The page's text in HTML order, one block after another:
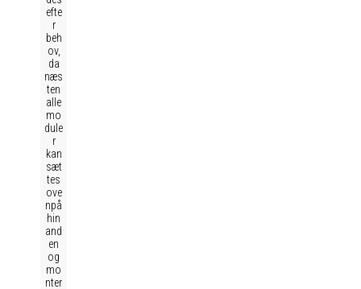
efte
r
beh
ov,
da
næs
ten
alle
mo
dule
r
kan
sæt
tes
ove
npå
hin
and
en
og
mo
nter